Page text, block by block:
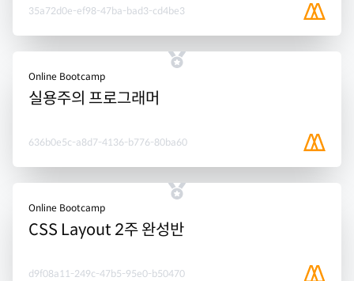
35a72d0e-ef98-47ba-bad3-cd4be3
Online Bootcamp
실용주의 프로그래머
636b0e5c-a8d7-4136-b776-80ba60
Online Bootcamp
CSS Layout 2주 완성반
d9f08a11-249c-47b5-95e0-b50470